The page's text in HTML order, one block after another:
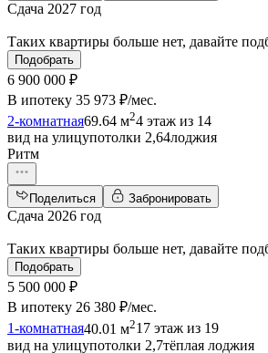
Сдача 2027 год
Таких квартиры больше нет, давайте
Подобрать
6 900 000 ₽
В ипотеку 35 973 ₽/мес.
2-комнатная69.64 м24 этаж из 14
вид на улицупотолки 2,64лоджия
Ритм
Поделиться Забронировать
Сдача 2026 год
Таких квартиры больше нет, давайте
Подобрать
5 500 000 ₽
В ипотеку 26 380 ₽/мес.
1-комнатная40.01 м217 этаж из 19
вид на улицупотолки 2,7тёплая лоджия